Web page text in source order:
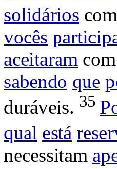
solidários com
vocês
aceitaram com
sabendo que
duráveis. 35
qual está
necessitam